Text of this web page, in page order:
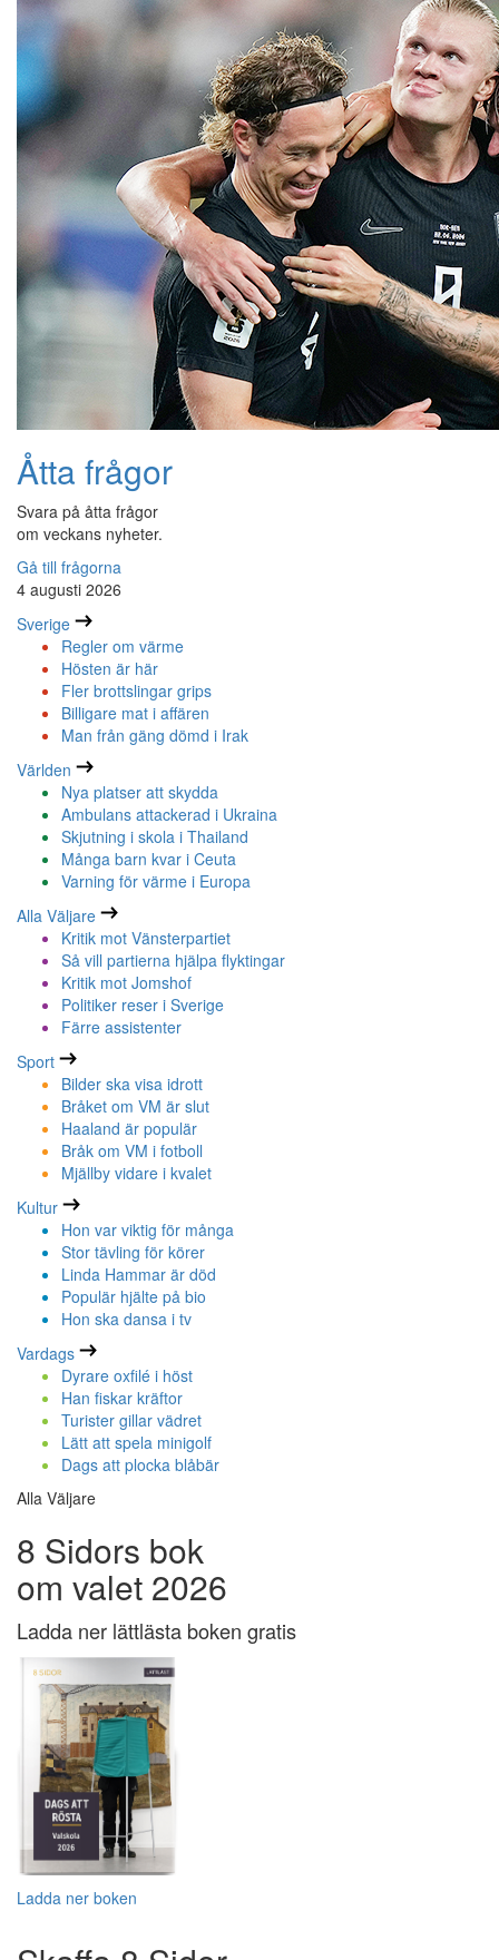
Åtta frågor
Svara på åtta frågor
om veckans nyheter.
Gå till frågorna
4 augusti 2026
Sverige
Regler om värme
Hösten är här
Fler brottslingar grips
Billigare mat i affären
Man från gäng dömd i Irak
Världen
Nya platser att skydda
Ambulans attackerad i Ukraina
Skjutning i skola i Thailand
Många barn kvar i Ceuta
Varning för värme i Europa
Alla Väljare
Kritik mot Vänsterpartiet
Så vill partierna hjälpa flyktingar
Kritik mot Jomshof
Politiker reser i Sverige
Färre assistenter
Sport
Bilder ska visa idrott
Bråket om VM är slut
Haaland är populär
Bråk om VM i fotboll
Mjällby vidare i kvalet
Kultur
Hon var viktig för många
Stor tävling för körer
Linda Hammar är död
Populär hjälte på bio
Hon ska dansa i tv
Vardags
Dyrare oxfilé i höst
Han fiskar kräftor
Turister gillar vädret
Lätt att spela minigolf
Dags att plocka blåbär
Alla Väljare
8 Sidors bok
om valet 2026
Ladda ner lättlästa boken gratis
Ladda ner boken